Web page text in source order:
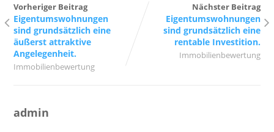
Vorheriger Beitrag
Eigentumswohnungen
sind grundsätzlich eine
äußerst attraktive
Angelegenheit.
Immobilienbewertung
Nächster Beitrag
Eigentumswohnungen
sind grundsätzlich eine
rentable Investition.
Immobilienbewertung
admin